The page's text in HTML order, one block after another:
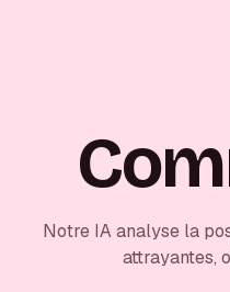
Notre IA analyse la
attrayantes,